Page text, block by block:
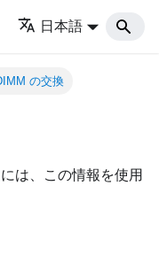
日本語
の交換
は、この情報を使用